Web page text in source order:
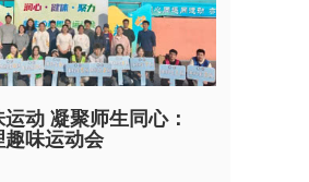
动 凝聚师生同心：
趣味运动会